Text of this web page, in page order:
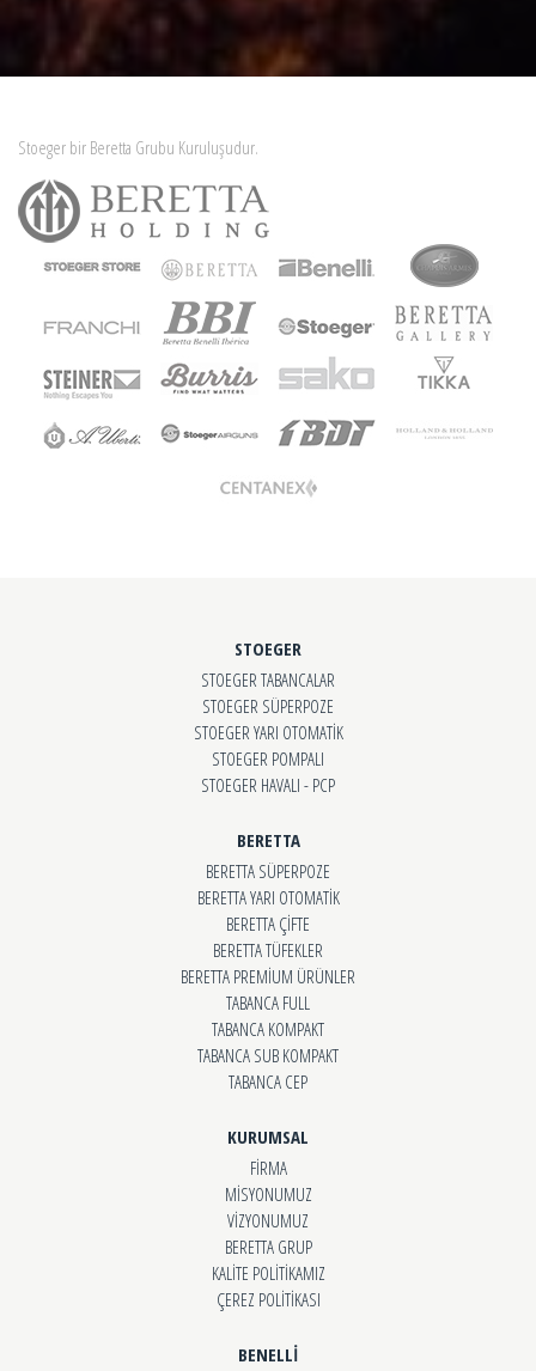
Stoeger bir Beretta Grubu Kuruluşudur.
STOEGER
STOEGER TABANCALAR
STOEGER SÜPERPOZE
STOEGER YARI OTOMATİK
STOEGER POMPALI
STOEGER HAVALI - PCP
BERETTA
BERETTA SÜPERPOZE
BERETTA YARI OTOMATİK
BERETTA ÇİFTE
BERETTA TÜFEKLER
BERETTA PREMİUM ÜRÜNLER
TABANCA FULL
TABANCA KOMPAKT
TABANCA SUB KOMPAKT
TABANCA CEP
KURUMSAL
FİRMA
MİSYONUMUZ
VİZYONUMUZ
BERETTA GRUP
KALİTE POLİTİKAMIZ
ÇEREZ POLİTİKASI
BENELLİ